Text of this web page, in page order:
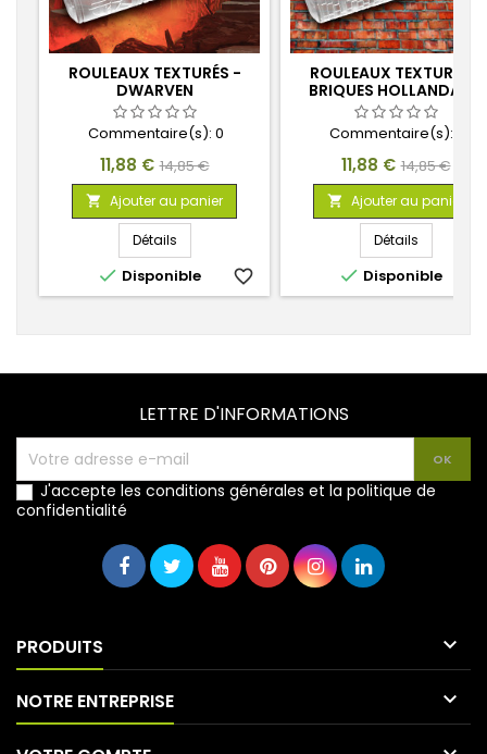
ROULEAUX TEXTURÉS -
DWARVEN
Commentaire(s): 0
Prix
11,88 € Prix
de
base
14,85 €
 Ajouter au panier
Détails
 Disponible favorite_border
ROULEAUX TEXTURÉS -
BRIQUES HOLLANDAISE
15MM
Commentaire(s):
Prix
11,88 € Prix
de
base
14,85 €
 Ajouter au panier
Détails
 Disponible
LETTRE D'INFORMATIONS
J'accepte les conditions générales et la politique de
confidentialité
PRODUITS 
NOTRE ENTREPRISE 